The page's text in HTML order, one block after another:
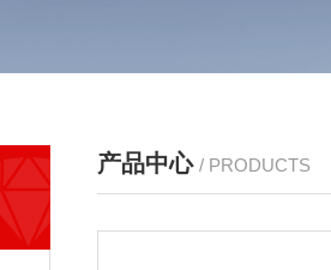
产品中心 / PRODUCTS